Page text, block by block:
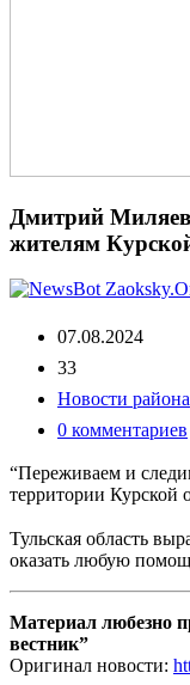
Дмитрий
жителям
07.08.2024
33
Новости района
0 комментариев
“Переживаем и
территории Курской
Тульская область
оказать любую
Материал любезно
вестник”
Оригинал новости: